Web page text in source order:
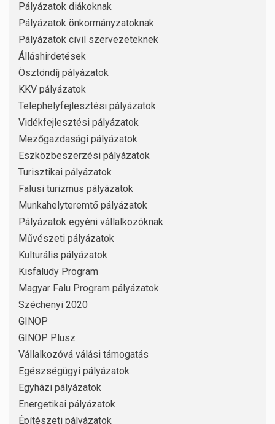
Pályázatok diákoknak
Pályázatok önkormányzatoknak
Pályázatok civil szervezeteknek
Álláshirdetések
Ösztöndíj pályázatok
KKV pályázatok
Telephelyfejlesztési pályázatok
Vidékfejlesztési pályázatok
Mezőgazdasági pályázatok
Eszközbeszerzési pályázatok
Turisztikai pályázatok
Falusi turizmus pályázatok
Munkahelyteremtő pályázatok
Pályázatok egyéni vállalkozóknak
Művészeti pályázatok
Kulturális pályázatok
Kisfaludy Program
Magyar Falu Program pályázatok
Széchenyi 2020
GINOP
GINOP Plusz
Vállalkozóvá válási támogatás
Egészségügyi pályázatok
Egyházi pályázatok
Energetikai pályázatok
Építészeti pályázatok